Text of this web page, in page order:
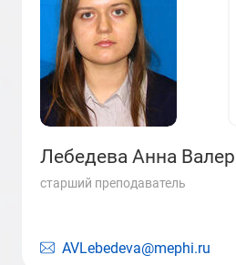
Лебедева Анна
старший преподаватель
AVLebedeva@mephi.ru